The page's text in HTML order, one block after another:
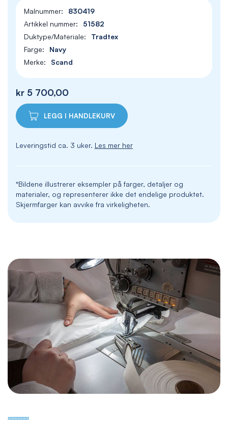
830419
51582
Tradtex
Navy
Scand
kr 5 700,00
LEGG I HANDLEKURV
Leveringstid ca. 3 uker. Les mer her
*Bildene illustrerer eksempler på farger, detaljer og
materialer, og representerer ikke det endelige produktet.
Skjermfarger kan avvike fra virkeligheten.